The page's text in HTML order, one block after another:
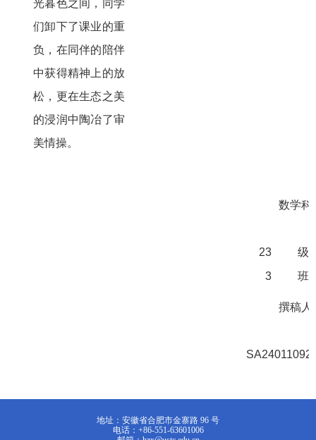
光暮色之间，同学
们卸下了课业的重
负，在同伴的陪伴
中获得精神上的放
松，更在生态之美
的浸润中陶冶了审
美情操。
数学科
23
级
3
班
撰稿人
SA24011092
地址：安徽省合肥市金寨路 96 号
电话：+86-551-63601006